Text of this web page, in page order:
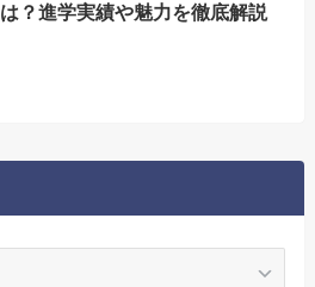
は？進学実績や魅力を徹底解説